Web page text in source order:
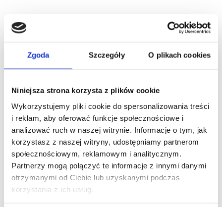
Zgoda Szczegóły O plikach cookies
Niniejsza strona korzysta z plików cookie
Wykorzystujemy pliki cookie do spersonalizowania treści
i reklam, aby oferować funkcje społecznościowe i
analizować ruch w naszej witrynie. Informacje o tym, jak
korzystasz z naszej witryny, udostępniamy partnerom
społecznościowym, reklamowym i analitycznym.
Partnerzy mogą połączyć te informacje z innymi danymi
otrzymanymi od Ciebie lub uzyskanymi podczas
korzystania z ich usług.
Numer Pokoje
1
Metraż
100.44m Wolne 29 900
3 003 156.00zł
Karta mieszkania